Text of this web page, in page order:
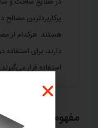
پرکاربردترین
هستند. هرکدام از
دارند، برای
استفاده قرار می‌گیرند.
مفهوم کلی